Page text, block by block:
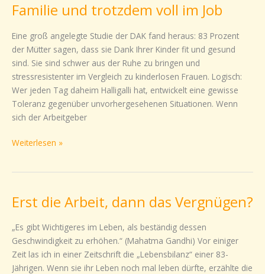
Familie und trotzdem voll im Job
Eine groß angelegte Studie der DAK fand heraus: 83 Prozent
der Mütter sagen, dass sie Dank Ihrer Kinder fit und gesund
sind. Sie sind schwer aus der Ruhe zu bringen und
stressresistenter im Vergleich zu kinderlosen Frauen. Logisch:
Wer jeden Tag daheim Halligalli hat, entwickelt eine gewisse
Toleranz gegenüber unvorhergesehenen Situationen. Wenn
sich der Arbeitgeber
Familie
trotzdem
voll
im
Job
Weiterlesen »
Erst die Arbeit, dann das Vergnügen?
„Es gibt Wichtigeres im Leben, als beständig dessen
Geschwindigkeit zu erhöhen.“ (Mahatma Gandhi) Vor einiger
Zeit las ich in einer Zeitschrift die „Lebensbilanz“ einer 83-
Jährigen. Wenn sie ihr Leben noch mal leben dürfte, erzählte die
Erst
Arbeit,
dann
das
Vergnügen?